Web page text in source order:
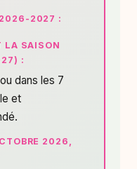
2026-2027 :
LA SAISON
:
dans les 7
et
2026,